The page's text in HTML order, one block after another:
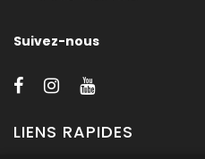
Suivez-nous
LIENS RAPIDES